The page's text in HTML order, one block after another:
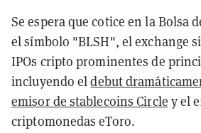
Se espera que cotice en la Bolsa
el símbolo "BLSH", el exchange
IPOs cripto prominentes de
incluyendo eldebut
emisor de stablecoins Circle y el
criptomonedas eToro.